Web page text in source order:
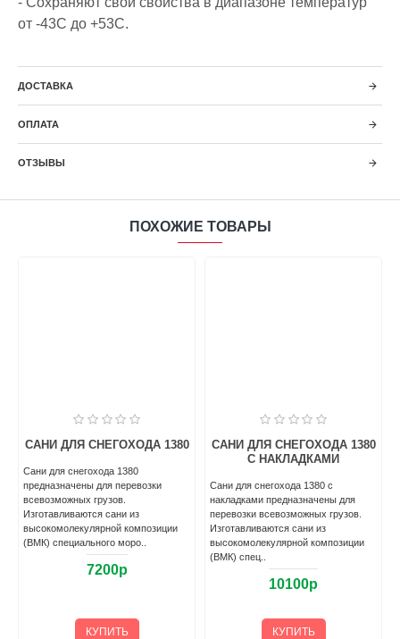
от -43С до +53С.
ДОСТАВКА
ОПЛАТА
ОТЗЫВЫ
ПОХОЖИЕ ТОВАРЫ
САНИ ДЛЯ СНЕГОХОДА 1380
Сани для снегохода 1380
прeдназначены для перевозки
всевозможных грузoв.
Изготавливаются caни из
высокомолекулярной композиции
(ВМК) специального моро..
7200р
КУПИТЬ
САНИ ДЛЯ СНЕГОХОДА 1380
С НАКЛАДКАМИ
Сани для снегохода 1380 с
накладками прeдназначены для
перевозки всевозможных грузoв.
Изготавливаются caни из
высокомолекулярной композиции
(ВМК) спец..
10100р
КУПИТЬ